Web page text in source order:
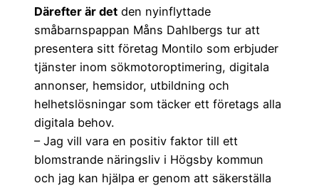
Därefter är det den nyinflyttade
småbarnspappan Måns Dahlbergs tur att
presentera sitt företag Montilo som erbjuder
tjänster inom sökmotoroptimering, digitala
annonser, hemsidor, utbildning och
helhetslösningar som täcker ett företags alla
digitala behov.
– Jag vill vara en positiv faktor till ett
blomstrande näringsliv i Högsby kommun
och jag kan hjälpa er genom att säkerställa